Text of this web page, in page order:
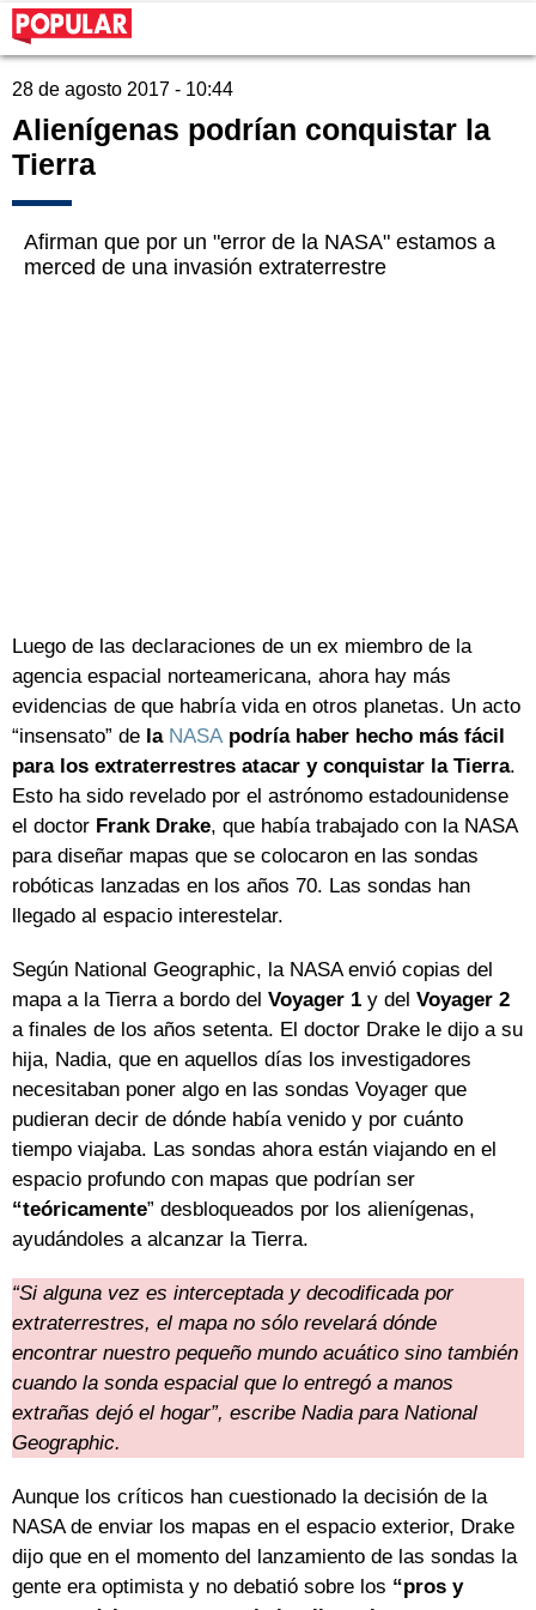
28 de agosto 2017 - 10:44
Alienígenas podrían conquistar la
Tierra
Afirman que por un "error de la NASA" estamos a
merced de una invasión extraterrestre
Luego de las declaraciones de un ex miembro de la
agencia espacial norteamericana, ahora hay más
evidencias de que habría vida en otros planetas. Un acto
“insensato” de la NASA podría haber hecho más fácil
para los extraterrestres atacar y conquistar la Tierra.
Esto ha sido revelado por el astrónomo estadounidense
el doctor Frank Drake, que había trabajado con la NASA
para diseñar mapas que se colocaron en las sondas
robóticas lanzadas en los años 70. Las sondas han
llegado al espacio interestelar.
Según National Geographic, la NASA envió copias del
mapa a la Tierra a bordo del Voyager 1 y del Voyager 2
a finales de los años setenta. El doctor Drake le dijo a su
hija, Nadia, que en aquellos días los investigadores
necesitaban poner algo en las sondas Voyager que
pudieran decir de dónde había venido y por cuánto
tiempo viajaba. Las sondas ahora están viajando en el
espacio profundo con mapas que podrían ser
“teóricamente” desbloqueados por los alienígenas,
ayudándoles a alcanzar la Tierra.
“Si alguna vez es interceptada y decodificada por
extraterrestres, el mapa no sólo revelará dónde
encontrar nuestro pequeño mundo acuático sino también
cuando la sonda espacial que lo entregó a manos
extrañas dejó el hogar”, escribe Nadia para National
Geographic.
Aunque los críticos han cuestionado la decisión de la
NASA de enviar los mapas en el espacio exterior, Drake
dijo que en el momento del lanzamiento de las sondas la
gente era optimista y no debatió sobre los “pros y